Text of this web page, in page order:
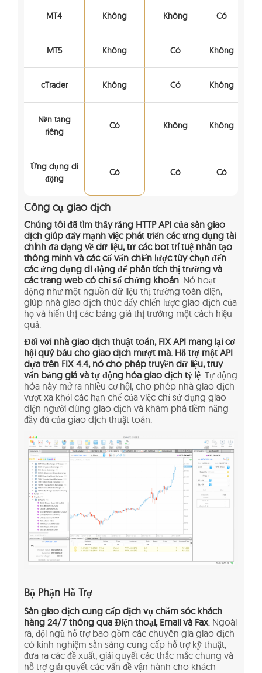
MT4 Không Không Có
MT5 Không Có Không
cTrader Không Có Không
Nền tảng
riêng
Có Không Không
Ứng dụng di
động
Có Có Có
Công cụ giao dịch
Chúng tôi đã tìm thấy rằng HTTP API của sàn giao
dịch giúp đẩy mạnh việc phát triển các ứng dụng tài
chính đa dạng về dữ liệu, từ các bot trí tuệ nhân tạo
thông minh và các cố vấn chiến lược tùy chọn đến
các ứng dụng di động để phân tích thị trường và
các trang web có chỉ số chứng khoán. Nó hoạt
động như một nguồn dữ liệu thị trường toàn diện,
giúp nhà giao dịch thúc đẩy chiến lược giao dịch của
họ và hiển thị các bảng giá thị trường một cách hiệu
quả.
Đối với nhà giao dịch thuật toán, FIX API mang lại cơ
hội quý báu cho giao dịch mượt mà. Hỗ trợ một API
dựa trên FIX 4.4, nó cho phép truyền dữ liệu, truy
vấn bảng giá và tự động hóa giao dịch tỷ lệ. Tự động
hóa này mở ra nhiều cơ hội, cho phép nhà giao dịch
vượt xa khỏi các hạn chế của việc chỉ sử dụng giao
diện người dùng giao dịch và khám phá tiềm năng
đầy đủ của giao dịch thuật toán.
Bộ Phận Hỗ Trợ
Sàn giao dịch cung cấp dịch vụ chăm sóc khách
hàng 24/7 thông qua Điện thoại, Email và Fax. Ngoài
ra, đội ngũ hỗ trợ bao gồm các chuyên gia giao dịch
có kinh nghiệm sẵn sàng cung cấp hỗ trợ kỹ thuật,
đưa ra các đề xuất, giải quyết các thắc mắc chung và
hỗ trợ giải quyết các vấn đề vận hành cho khách